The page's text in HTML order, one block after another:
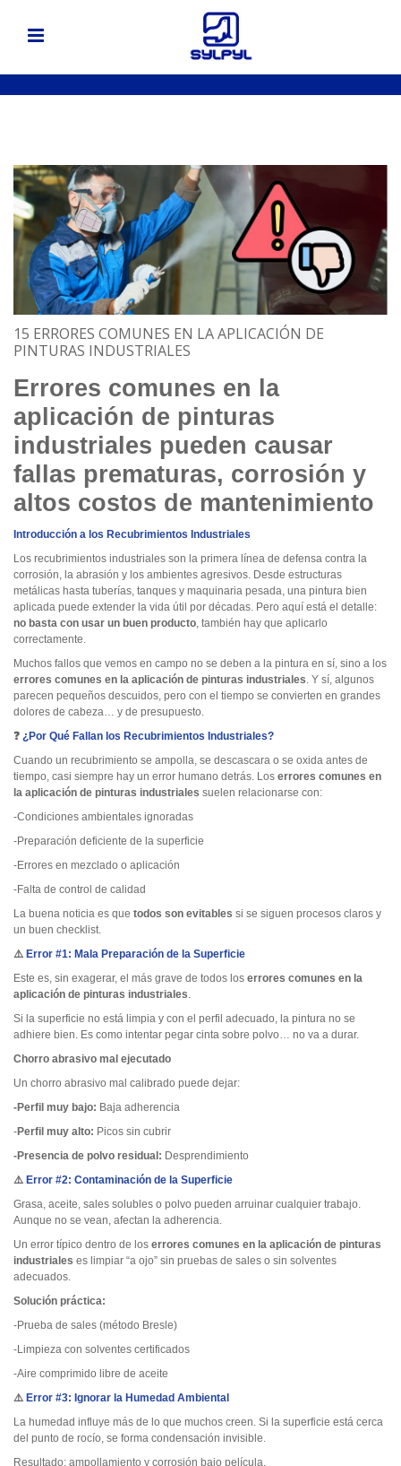
15 ERRORES COMUNES EN LA APLICACIÓN DE
PINTURAS INDUSTRIALES
Errores comunes en la
aplicación de pinturas
industriales pueden causar
fallas prematuras, corrosión y
altos costos de mantenimiento
Introducción a los Recubrimientos Industriales
Los recubrimientos industriales son la primera línea de defensa contra la
corrosión, la abrasión y los ambientes agresivos. Desde estructuras
metálicas hasta tuberías, tanques y maquinaria pesada, una pintura bien
aplicada puede extender la vida útil por décadas. Pero aquí está el detalle:
no basta con usar un buen producto, también hay que aplicarlo
correctamente.
Muchos fallos que vemos en campo no se deben a la pintura en sí, sino a los
errores comunes en la aplicación de pinturas industriales. Y sí, algunos
parecen pequeños descuidos, pero con el tiempo se convierten en grandes
dolores de cabeza… y de presupuesto.
❓ ¿Por Qué Fallan los Recubrimientos Industriales?
Cuando un recubrimiento se ampolla, se descascara o se oxida antes de
tiempo, casi siempre hay un error humano detrás. Los errores comunes en
la aplicación de pinturas industriales suelen relacionarse con:
-Condiciones ambientales ignoradas
-Preparación deficiente de la superficie
-Errores en mezclado o aplicación
-Falta de control de calidad
La buena noticia es que todos son evitables si se siguen procesos claros y
un buen checklist.
⚠️ Error #1: Mala Preparación de la Superficie
Este es, sin exagerar, el más grave de todos los errores comunes en la
aplicación de pinturas industriales.
Si la superficie no está limpia y con el perfil adecuado, la pintura no se
adhiere bien. Es como intentar pegar cinta sobre polvo… no va a durar.
Chorro abrasivo mal ejecutado
Un chorro abrasivo mal calibrado puede dejar:
-Perfil muy bajo: Baja adherencia
-Perfil muy alto: Picos sin cubrir
-Presencia de polvo residual: Desprendimiento
⚠️ Error #2: Contaminación de la Superficie
Grasa, aceite, sales solubles o polvo pueden arruinar cualquier trabajo.
Aunque no se vean, afectan la adherencia.
Un error típico dentro de los errores comunes en la aplicación de pinturas
industriales es limpiar “a ojo” sin pruebas de sales o sin solventes
adecuados.
Solución práctica:
-Prueba de sales (método Bresle)
-Limpieza con solventes certificados
-Aire comprimido libre de aceite
⚠️ Error #3: Ignorar la Humedad Ambiental
La humedad influye más de lo que muchos creen. Si la superficie está cerca
del punto de rocío, se forma condensación invisible.
Resultado: ampollamiento y corrosión bajo película.